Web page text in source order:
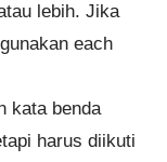
lebih. Jika
each
kata benda
harus diikuti